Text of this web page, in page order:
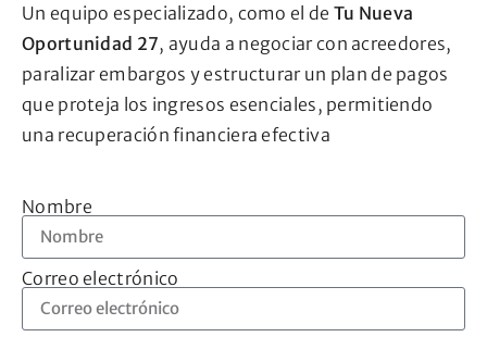
Un equipo especializado, como el de Tu Nueva
Oportunidad 27, ayuda a negociar con acreedores,
paralizar embargos y estructurar un plan de pagos
que proteja los ingresos esenciales, permitiendo
una recuperación financiera efectiva
Nombre
Correo electrónico